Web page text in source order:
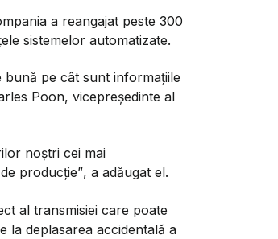
a reangajat peste 300
sistemelor automatizate.
bună pe cât sunt informațiile
Poon, vicepreședinte al
noștri cei mai
producție”, a adăugat el.
al transmisiei care poate
la deplasarea accidentală a